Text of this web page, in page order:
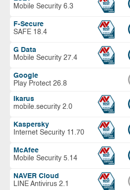
Mobile Security 6.3
F-Secure
SAFE 18.4
G Data
Mobile Security 27.4
Google
Play Protect 26.8
Ikarus
mobile.security 2.0
Kaspersky
Internet Security 11.70
McAfee
Mobile Security 5.14
NAVER Cloud
LINE Antivirus 2.1